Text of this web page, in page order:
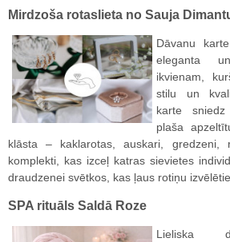
Mirdzoša rotaslieta no Sauja
Dāvanu
eleganta
ikvienam,
stilu un
karte
plaša
klāsta – kaklarotas, auskari, gredzeni,
komplekti, kas izceļ katras sievietes
draudzenei svētkos, kas ļaus rotiņu
SPA rituāls Saldā Roze
Lieliska